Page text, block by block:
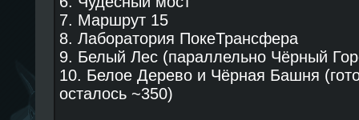
7. Маршрут 15
8. Лаборатория ПокеТрансфера
9. Белый Лес (параллельно Чёрный
10. Белое Дерево и Чёрная Башня
осталось ~350)